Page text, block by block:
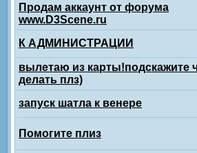
Продам аккаунт от форума
www.D3Scene.ru
К АДМИНИСТРАЦИИ
вылетаю из карты!подскажите
делать плз)
запуск шатла к венере
Помогите плиз